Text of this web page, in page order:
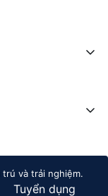
và trải nghiệm.
Tuyển dụng